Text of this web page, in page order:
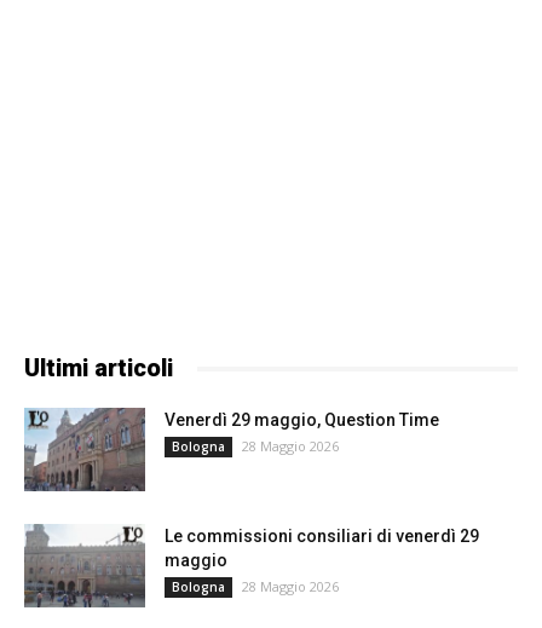
Ultimi articoli
Venerdì 29 maggio, Question Time
Bologna 28 Maggio 2026
Le commissioni consiliari di venerdì 29
maggio
Bologna 28 Maggio 2026